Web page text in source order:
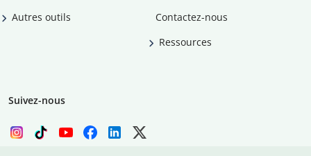
Autres outils
Contactez-nous
Ressources
Suivez-nous